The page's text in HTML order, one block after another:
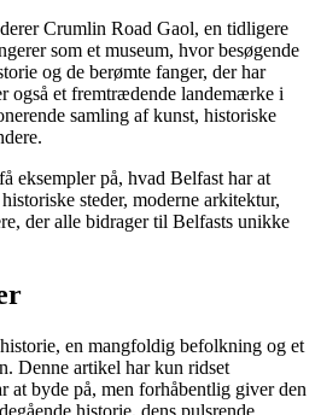
Crumlin Road Gaol, en tidligere
som et museum, hvor besøgende
og de berømte fanger, der har
også et fremtrædende landemærke i
samling af kunst, historiske
eksempler på, hvad Belfast har at
steder, moderne arkitektur,
der alle bidrager til Belfasts unikke
en mangfoldig befolkning og et
Denne artikel har kun ridset
at byde på, men forhåbentlig giver den
historie, dens pulsrende